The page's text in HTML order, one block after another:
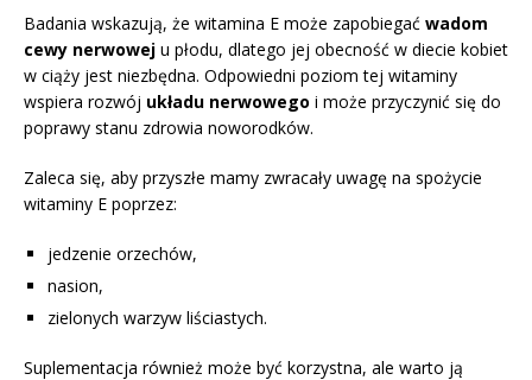
Badania wskazują, że witamina E może zapobiegać wadom
cewy nerwowej u płodu, dlatego jej obecność w diecie kobiet
w ciąży jest niezbędna. Odpowiedni poziom tej witaminy
wspiera rozwój układu nerwowego i może przyczynić się do
poprawy stanu zdrowia noworodków.
Zaleca się, aby przyszłe mamy zwracały uwagę na spożycie
witaminy E poprzez:
jedzenie orzechów,
nasion,
zielonych warzyw liściastych.
Suplementacja również może być korzystna, ale warto ją